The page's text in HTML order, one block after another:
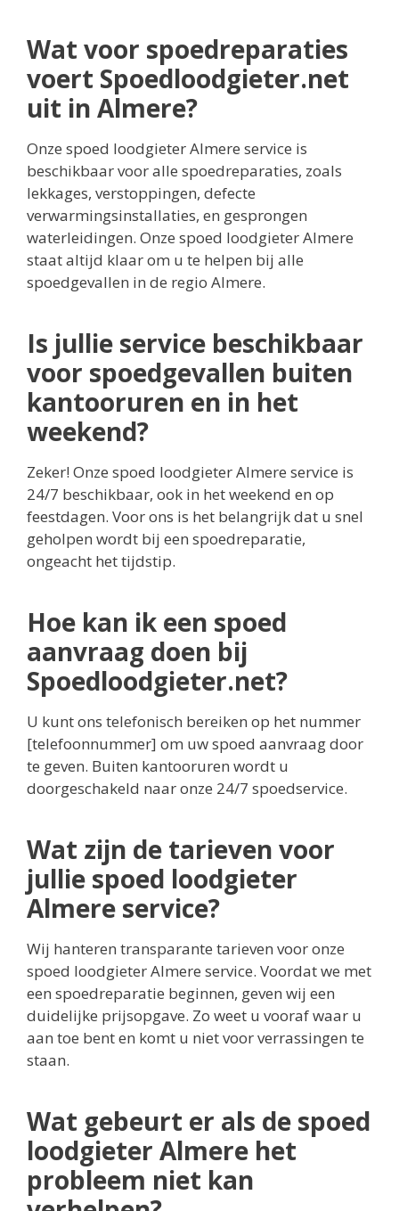
Wat voor spoedreparaties
voert Spoedloodgieter.net
uit in Almere?
Onze spoed loodgieter Almere service is
beschikbaar voor alle spoedreparaties, zoals
lekkages, verstoppingen, defecte
verwarmingsinstallaties, en gesprongen
waterleidingen. Onze spoed loodgieter Almere
staat altijd klaar om u te helpen bij alle
spoedgevallen in de regio Almere.
Is jullie service beschikbaar
voor spoedgevallen buiten
kantooruren en in het
weekend?
Zeker! Onze spoed loodgieter Almere service is
24/7 beschikbaar, ook in het weekend en op
feestdagen. Voor ons is het belangrijk dat u snel
geholpen wordt bij een spoedreparatie,
ongeacht het tijdstip.
Hoe kan ik een spoed
aanvraag doen bij
Spoedloodgieter.net?
U kunt ons telefonisch bereiken op het nummer
[telefoonnummer] om uw spoed aanvraag door
te geven. Buiten kantooruren wordt u
doorgeschakeld naar onze 24/7 spoedservice.
Wat zijn de tarieven voor
jullie spoed loodgieter
Almere service?
Wij hanteren transparante tarieven voor onze
spoed loodgieter Almere service. Voordat we met
een spoedreparatie beginnen, geven wij een
duidelijke prijsopgave. Zo weet u vooraf waar u
aan toe bent en komt u niet voor verrassingen te
staan.
Wat gebeurt er als de spoed
loodgieter Almere het
probleem niet kan